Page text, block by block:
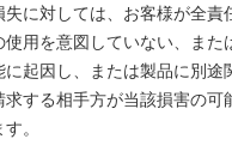
に対しては、お客様が全
用を意図していない、また
起因し、または製品に別
する相手方が当該損害の
。